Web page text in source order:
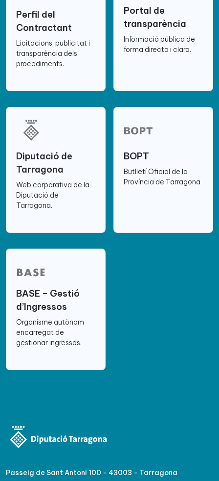
Perfil del
Contractant
Licitacions, publicitat i
transparència dels
procediments.
Portal de
transparència
Informació pública de
forma directa i clara.
Diputació de
Tarragona
Web corporativa de la
Diputació de
Tarragona.
BOPT
Butlletí Oficial de la
Província de Tarragona
BASE – Gestió
d’Ingressos
Organisme autònom
encarregat de
gestionar ingressos.
Passeig de Sant Antoni 100 - 43003 - Tarragona